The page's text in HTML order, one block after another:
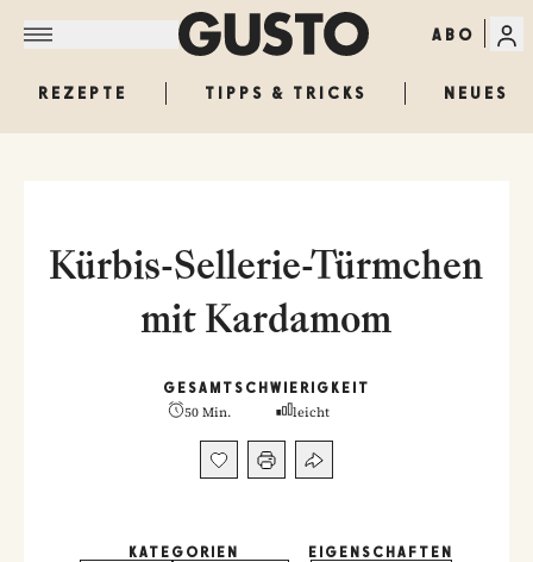
ABO
REZEPTE TIPPS & TRICKS NEUES
Kürbis-Sellerie-Türmchen
mit Kardamom
GESAMT
50 Min.
SCHWIERIGKEIT
leicht
KATEGORIEN
EIGENSCHAFTEN